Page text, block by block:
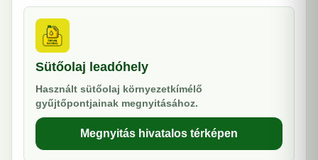
Sütőolaj leadóhely
Használt sütőolaj környezetkímélő
gyűjtőpontjainak megnyitásához.
Megnyitás hivatalos térképen